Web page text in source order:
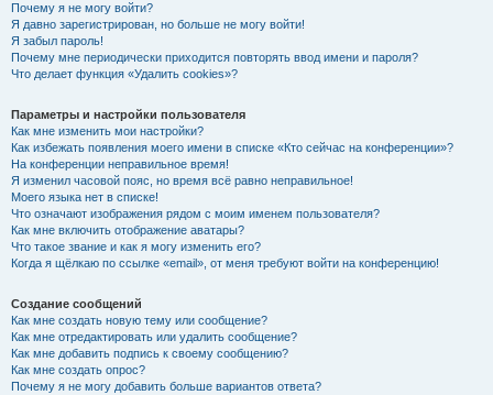
Почему я не могу войти?
Я давно зарегистрирован, но больше не могу войти!
Я забыл пароль!
Почему мне периодически приходится повторять ввод имени и пароля?
Что делает функция «Удалить cookies»?
Параметры и настройки пользователя
Как мне изменить мои настройки?
Как избежать появления моего имени в списке «Кто сейчас на конференции»?
На конференции неправильное время!
Я изменил часовой пояс, но время всё равно неправильное!
Моего языка нет в списке!
Что означают изображения рядом с моим именем пользователя?
Как мне включить отображение аватары?
Что такое звание и как я могу изменить его?
Когда я щёлкаю по ссылке «email», от меня требуют войти на конференцию!
Создание сообщений
Как мне создать новую тему или сообщение?
Как мне отредактировать или удалить сообщение?
Как мне добавить подпись к своему сообщению?
Как мне создать опрос?
Почему я не могу добавить больше вариантов ответа?